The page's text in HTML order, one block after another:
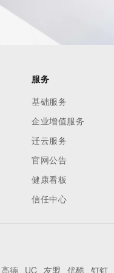
服务
基础服务
企业增值服务
迁云服务
官网公告
健康看板
信任中心
高德 UC 友盟 优酷 钉钉